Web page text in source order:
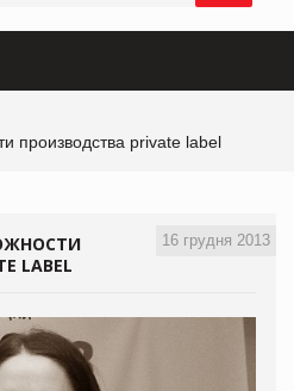
производства private label
16 грудня 2013
LABEL